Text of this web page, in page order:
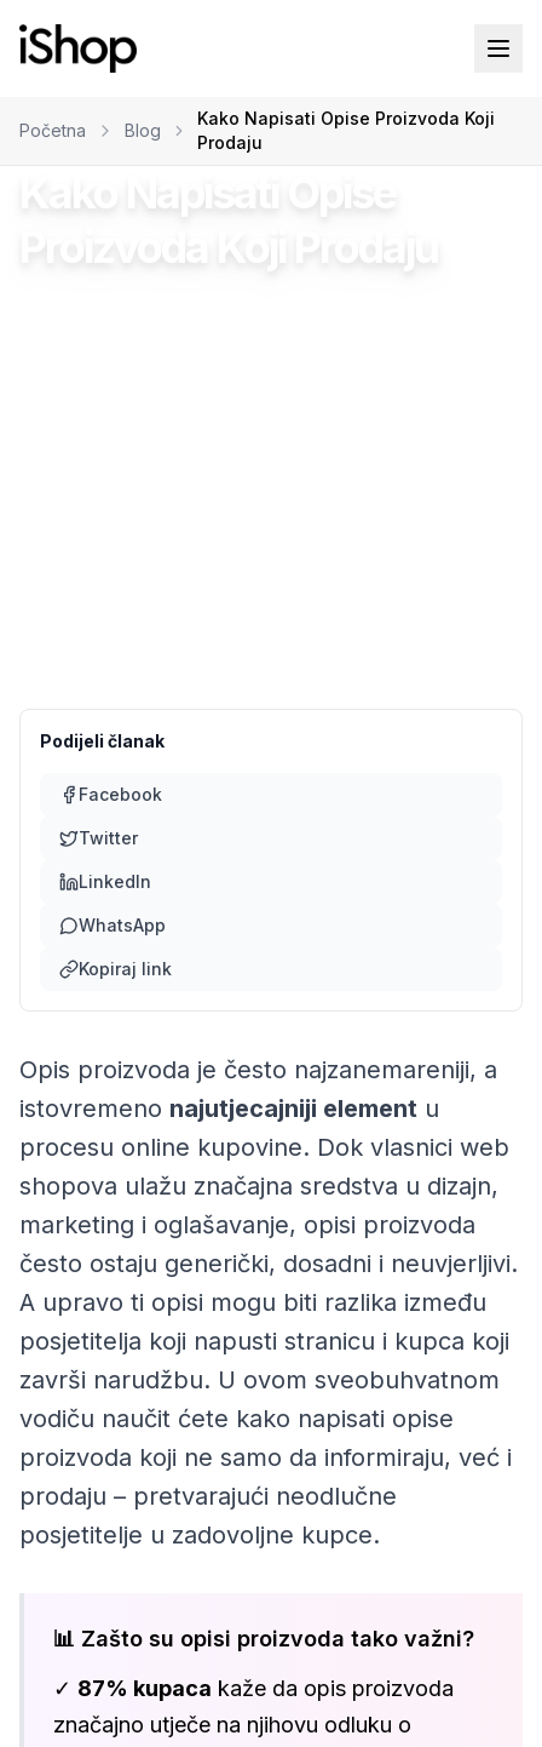
Početna Blog
Kako Napisati Opise Proizvoda Koji
Prodaju
Kako Napisati Opise
Proizvoda Koji Prodaju
Podijeli članak
Facebook
Twitter
LinkedIn
WhatsApp
Kopiraj link
Opis proizvoda je često najzanemareniji, a
istovremeno najutjecajniji element u
procesu online kupovine. Dok vlasnici web
shopova ulažu značajna sredstva u dizajn,
marketing i oglašavanje, opisi proizvoda
često ostaju generički, dosadni i neuvjerljivi.
A upravo ti opisi mogu biti razlika između
posjetitelja koji napusti stranicu i kupca koji
završi narudžbu. U ovom sveobuhvatnom
vodiču naučit ćete kako napisati opise
proizvoda koji ne samo da informiraju, već i
prodaju – pretvarajući neodlučne
posjetitelje u zadovoljne kupce.
📊 Zašto su opisi proizvoda tako važni?
✓ 87% kupaca kaže da opis proizvoda
značajno utječe na njihovu odluku o